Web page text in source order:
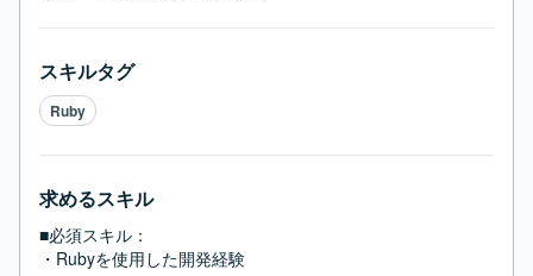
スキルタグ
Ruby
求めるスキル
■必須スキル：
・Rubyを使用した開発経験